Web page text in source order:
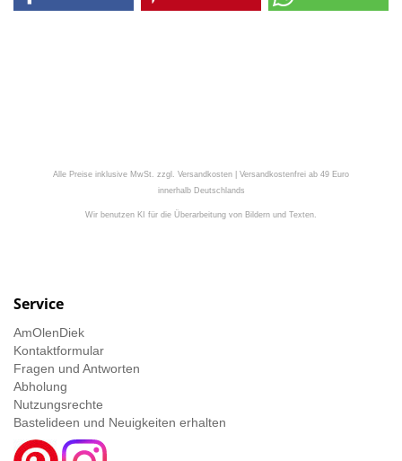
Alle Preise inklusive MwSt. zzgl. Versandkosten | Versandkostenfrei ab 49 Euro
innerhalb Deutschlands
Wir benutzen KI für die Überarbeitung von Bildern und Texten.
Service
AmOlenDiek
Kontaktformular
Fragen und Antworten
Abholung
Nutzungsrechte
Bastelideen und Neuigkeiten erhalten